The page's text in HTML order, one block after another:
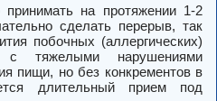
на протяжении 1-2
сделать перерыв, так
побочных (аллергических)
тяжелыми нарушениями
пищи, но без конкрементов в
длительный прием под